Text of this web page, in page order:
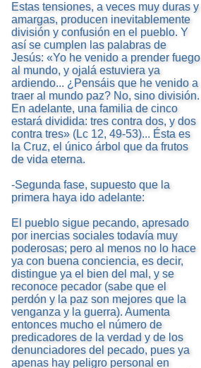
Estas tensiones, a veces muy duras y
amargas, producen inevitablemente
división y confusión en el pueblo. Y
así se cumplen las palabras de
Jesús: «Yo he venido a prender fuego
al mundo, y ojalá estuviera ya
ardiendo... ¿Pensáis que he venido a
traer al mundo paz? No, sino división.
En adelante, una familia de cinco
estará dividida: tres contra dos, y dos
contra tres» (Lc 12, 49-53)... Ésta es
la Cruz, el único árbol que da frutos
de vida eterna.
-Segunda fase, supuesto que la
primera haya ido adelante:
El pueblo sigue pecando, apresado
por inercias sociales todavía muy
poderosas; pero al menos no lo hace
ya con buena conciencia, es decir,
distingue ya el bien del mal, y se
reconoce pecador (sabe que el
perdón y la paz son mejores que la
venganza y la guerra). Aumenta
entonces mucho el número de
predicadores de la verdad y de los
denunciadores del pecado, pues ya
apenas hay peligro personal en